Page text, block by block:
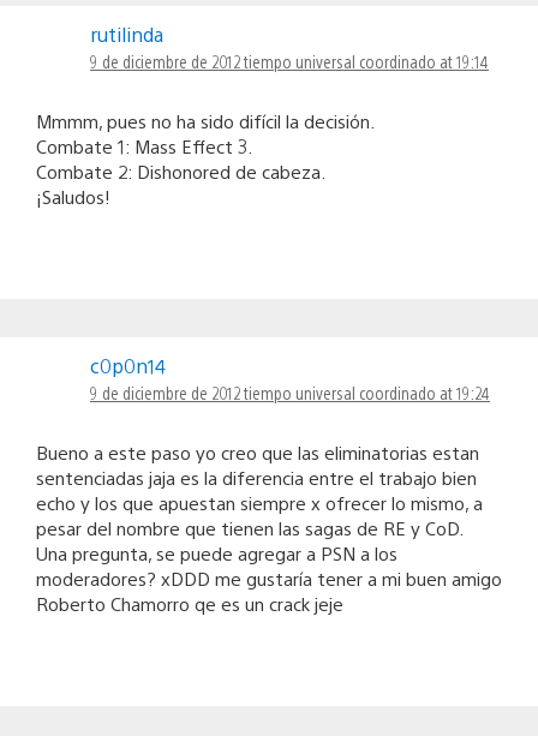
rutilinda
9 de diciembre de 2012 tiempo universal coordinado at 19:14
Mmmm, pues no ha sido difícil la decisión.
Combate 1: Mass Effect 3.
Combate 2: Dishonored de cabeza.
¡Saludos!
c0p0n14
9 de diciembre de 2012 tiempo universal coordinado at 19:24
Bueno a este paso yo creo que las eliminatorias estan
sentenciadas jaja es la diferencia entre el trabajo bien
echo y los que apuestan siempre x ofrecer lo mismo, a
pesar del nombre que tienen las sagas de RE y CoD.
Una pregunta, se puede agregar a PSN a los
moderadores? xDDD me gustaría tener a mi buen amigo
Roberto Chamorro qe es un crack jeje